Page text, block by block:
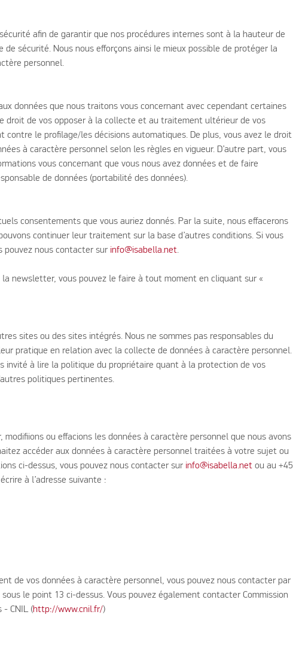
afin de garantir que nos procédures internes sont à la hauteur de
sécurité. Nous nous efforçons ainsi le mieux possible de protéger la
personnel.
données que nous traitons vous concernant avec cependant certaines
droit de vos opposer à la collecte et au traitement ultérieur de vos
contre le profilage/les décisions automatiques. De plus, vous avez le droit
à caractère personnel selon les règles en vigueur. D’autre part, vous
vous concernant que vous nous avez données et de faire
de données (portabilité des données).
consentements que vous auriez donnés. Par la suite, nous effacerons
continuer leur traitement sur la base d’autres conditions. Si vous
pouvez nous contacter sur info@isabella.net.
newsletter, vous pouvez le faire à tout moment en cliquant sur «
sites ou des sites intégrés. Nous ne sommes pas responsables du
pratique en relation avec la collecte de données à caractère personnel.
invité à lire la politique du propriétaire quant à la protection de vos
politiques pertinentes.
ou effacions les données à caractère personnel que nous avons
accéder aux données à caractère personnel traitées à votre sujet ou
ci-dessus, vous pouvez nous contacter sur info@isabella.net ou au +45
à l’adresse suivante :
de vos données à caractère personnel, vous pouvez nous contacter par
le point 13 ci-dessus. Vous pouvez également contacter Commission
- CNIL (http://www.cnil.fr/)